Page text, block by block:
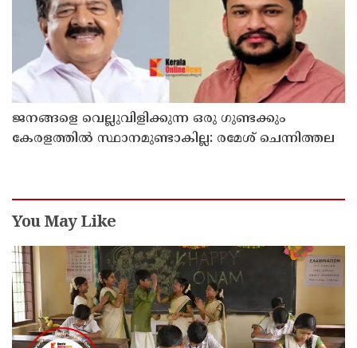
ജനങ്ങളെ വെല്ലുവിളിക്കുന്ന ഒരു ഗുണ്ടക്കും
കേരളത്തില്‍ സ്ഥാനമുണ്ടാകില്ല: രമേശ് ചെന്നിത്തല
You May Like